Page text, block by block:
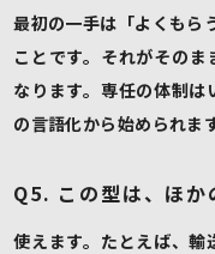
最初の一手は「よくもら
ことです。それがその
なります。専任の体制
の言語化から始められます
Q5. この型は、ほか
使えます。たとえば、輸